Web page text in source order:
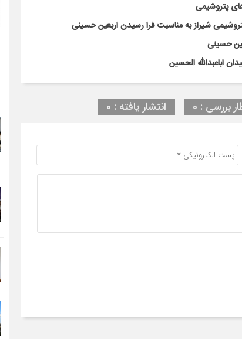
پتروشیمی
شیراز به مناسبت فرا رسیدن اربعین حسینی
حسینی
اباعبدالله الحسین
بررسی : 0 انتشار یافته : 0